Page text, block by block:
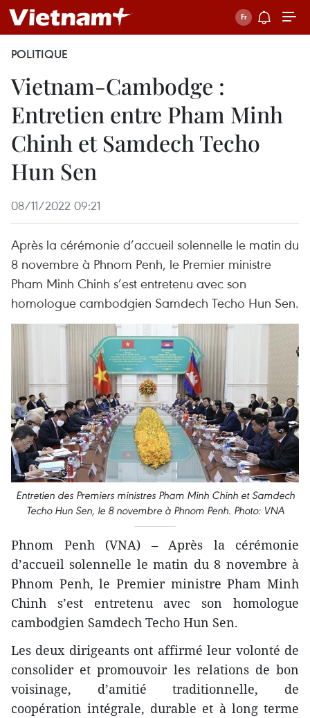
POLITIQUE
Vietnam-Cambodge :
Entretien entre Pham Minh
Chinh et Samdech Techo
Hun Sen
08/11/2022 09:21
Après la cérémonie d’accueil solennelle le matin du
8 novembre à Phnom Penh, le Premier ministre
Pham Minh Chinh s’est entretenu avec son
homologue cambodgien Samdech Techo Hun Sen.
Entretien des Premiers ministres Pham Minh Chinh et Samdech
Techo Hun Sen, le 8 novembre à Phnom Penh. Photo: VNA
Phnom Penh (VNA) – Après la cérémonie
d’accueil solennelle le matin du 8 novembre à
Phnom Penh, le Premier ministre Pham Minh
Chinh s’est entretenu avec son homologue
cambodgien Samdech Techo Hun Sen.
Les deux dirigeants ont affirmé leur volonté de
consolider et promouvoir les relations de bon
voisinage, d’amitié traditionnelle, de
coopération intégrale, durable et à long terme